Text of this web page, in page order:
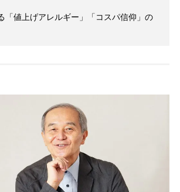
「値上げアレルギー」「コスパ信仰」の